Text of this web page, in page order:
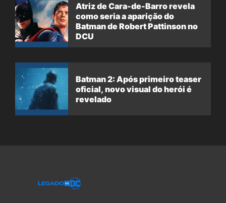
Atriz de Cara-de-Barro revela
como seria a aparição do
Batman de Robert Pattinson no
DCU
Batman 2: Após primeiro teaser
oficial, novo visual do herói é
revelado